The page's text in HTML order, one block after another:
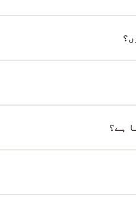
دستی درستگی کی ضرورت پڑ
آ جاتے ہیں۔